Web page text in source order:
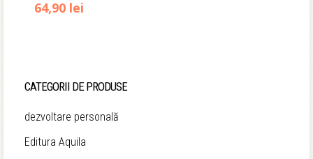
Prețul
fost:
64,90 lei
64,90 lei.
CATEGORII DE PRODUSE
dezvoltare personală
Editura Aquila